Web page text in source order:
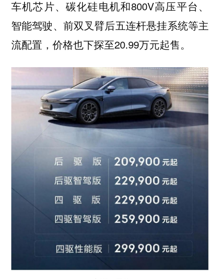
车机芯片、碳化硅电机和800V高压平台、
智能驾驶、前双叉臂后五连杆悬挂系统等主
流配置，价格也下探至20.99万元起售。